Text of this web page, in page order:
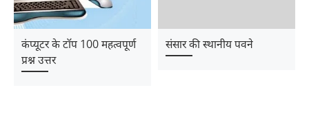
कंप्यूटर के टॉप 100 महत्वपूर्ण
प्रश्न उत्तर
संसार की स्थानीय पवने